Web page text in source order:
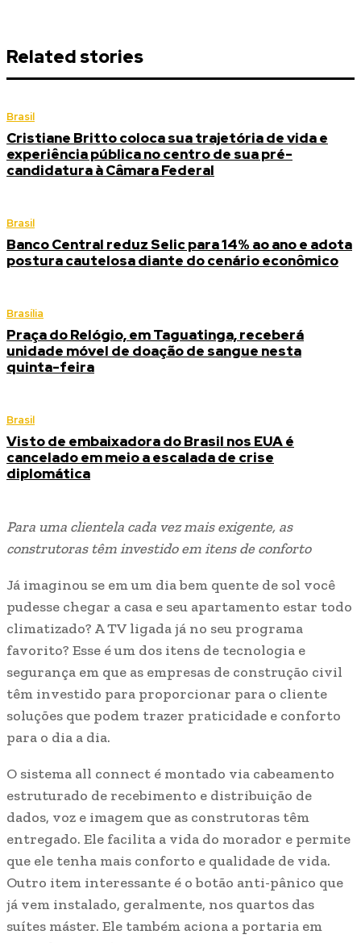
Related stories
Brasil
Cristiane Britto coloca sua trajetória de vida e
experiência pública no centro de sua pré-
candidatura à Câmara Federal
Brasil
Banco Central reduz Selic para 14% ao ano e adota
postura cautelosa diante do cenário econômico
Brasília
Praça do Relógio, em Taguatinga, receberá
unidade móvel de doação de sangue nesta
quinta-feira
Brasil
Visto de embaixadora do Brasil nos EUA é
cancelado em meio a escalada de crise
diplomática
Para uma clientela cada vez mais exigente, as
construtoras têm investido em itens de conforto
Já imaginou se em um dia bem quente de sol você
pudesse chegar a casa e seu apartamento estar todo
climatizado? A TV ligada já no seu programa
favorito? Esse é um dos itens de tecnologia e
segurança em que as empresas de construção civil
têm investido para proporcionar para o cliente
soluções que podem trazer praticidade e conforto
para o dia a dia.
O sistema all connect é montado via cabeamento
estruturado de recebimento e distribuição de
dados, voz e imagem que as construtoras têm
entregado. Ele facilita a vida do morador e permite
que ele tenha mais conforto e qualidade de vida.
Outro item interessante é o botão anti-pânico que
já vem instalado, geralmente, nos quartos das
suítes máster. Ele também aciona a portaria em